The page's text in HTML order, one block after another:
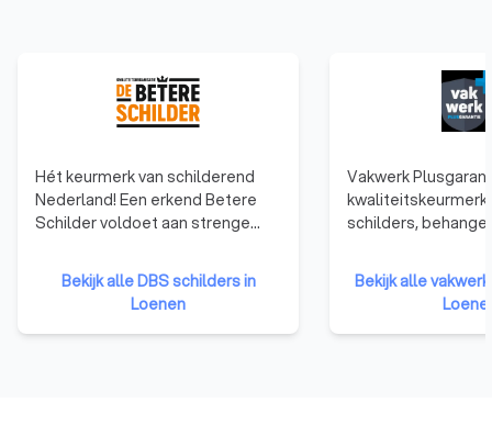
Hét keurmerk van schilderend
Nederland! Een erkend Betere
Schilder voldoet aan strenge
opdrachtgevers de garantie dat
ze gekozen hebben voor een
echte vakman. Die trots is op zijn
vak en gaat voor het beste
Bekijk alle DBS schilders in
Loenen
Vakwerk
kwaliteitskeurmerk
schilders,
Nederland. Om dit
mogen voeren,
voldoen aan
Bekijk alle